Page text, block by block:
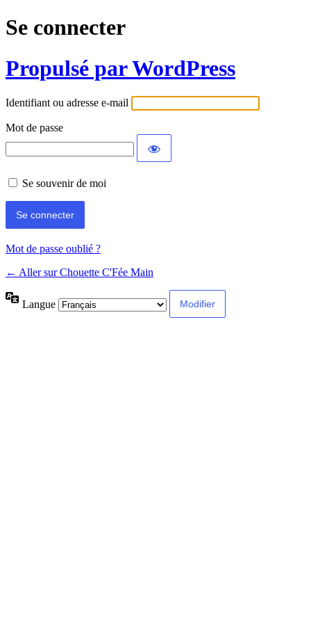
Se connecter
Propulsé par WordPress
Identifiant ou adresse e-mail
Mot de passe
Se souvenir de moi
Mot de passe oublié ?
← Aller sur Chouette C'Fée Main
Langue